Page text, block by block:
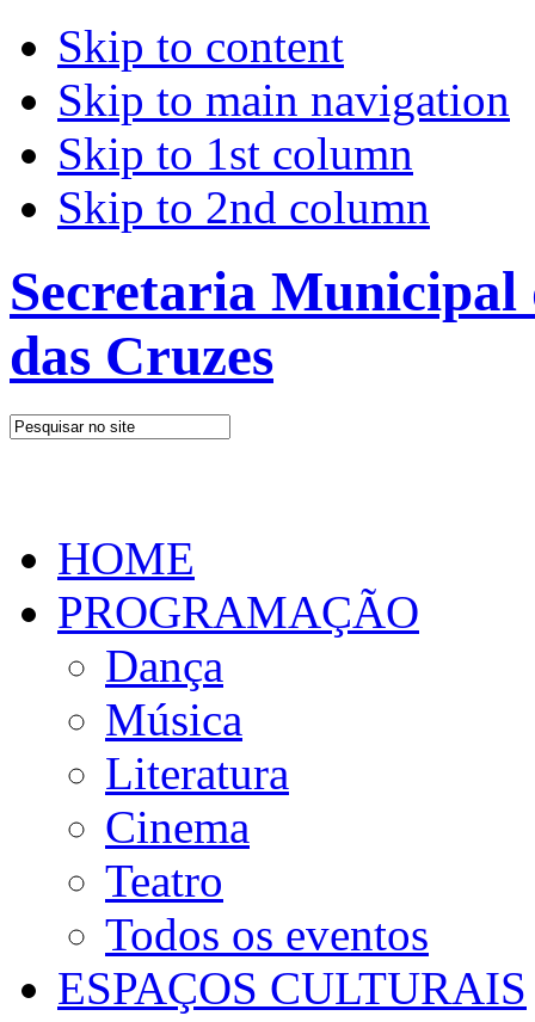
Skip to content
Skip to main navigation
Skip to 1st column
Skip to 2nd column
Secretaria
das Cruzes
HOME
PROGRAMAÇÃO
Dança
Música
Literatura
Cinema
Teatro
Todos os eventos
ESPAÇOS CULTURAIS